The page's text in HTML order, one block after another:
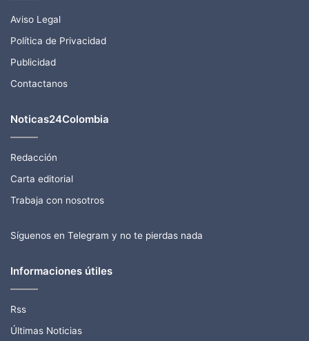
Aviso Legal
Política de Privacidad
Publicidad
Contactanos
Noticas24Colombia
Redacción
Carta editorial
Trabaja con nosotros
Síguenos en Telegram y no te pierdas nada
Informaciones útiles
Rss
Últimas Noticias